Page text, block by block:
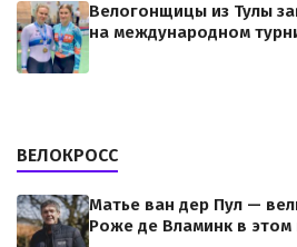
Велогонщицы из Тулы
на международном
ВЕЛОКРОСС
Матье ван дер Пул —
Роже де Вламинк в этом